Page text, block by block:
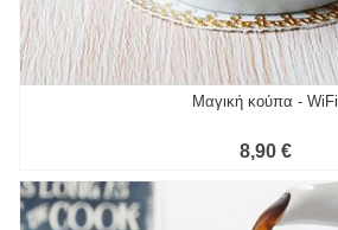
Μαγική κούπα - WiFi
8,90 €